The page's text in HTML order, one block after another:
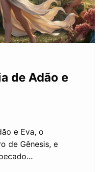
de Adão e
e Eva, o
de Gênesis, e